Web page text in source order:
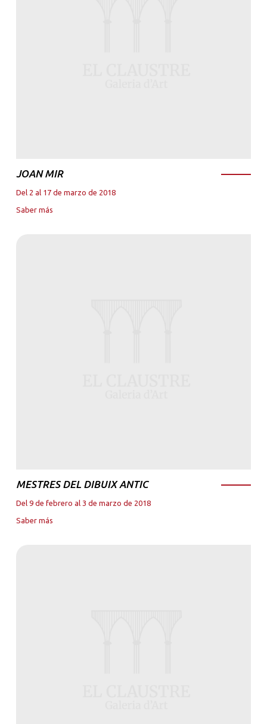
JOAN MIR
Del 2 al 17 de marzo de 2018
Saber más
MESTRES DEL DIBUIX ANTIC
Del 9 de febrero al 3 de marzo de 2018
Saber más